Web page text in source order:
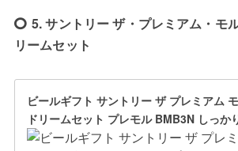
5. サントリー ザ・プレミアム・モ
リームセット
ビールギフト サントリー ザ プレミアム
ドリームセット プレモル BMB3N しっか